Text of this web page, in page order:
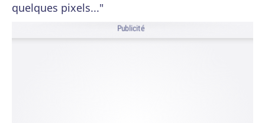
quelques pixels..."
Publicité